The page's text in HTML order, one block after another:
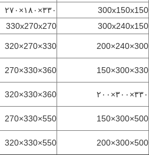
300x150x150 ۳۳۰×۱۸۰×۲۷۰
300x240x150
330x270x270
300×240×200
330×270×320
330×300×150
360×330×270
۳۳۰×۳۰۰×۲۰۰ 360×330×320
500×300×150
550×330×270
500×300×200
550×330×320